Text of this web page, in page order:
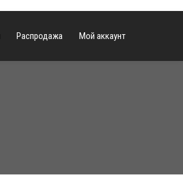
Распродажа Мой аккаунт